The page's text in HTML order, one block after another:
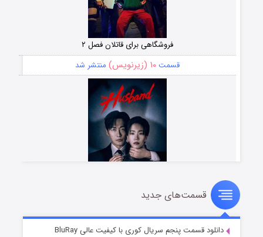
فروشگاهی برای قاتلان فصل ۲
قسمت۱۰ (زیرنویس) منتشر شد
قسمت۸ (زیرنویس) منتشر شد
قسمت‌های جدید
دانلود قسمت پنجم سریال کوری با کیفیت عالی BluRay